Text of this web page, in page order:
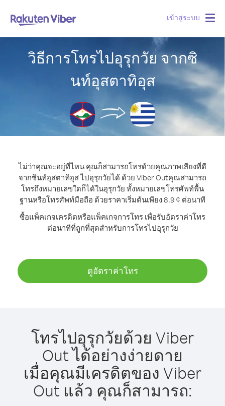
เข้าสู่ระบบ
วิธีการโทรไปอุรุกวัย จากซิ
นท์อุสตาทิอุส
ไม่ว่าคุณจะอยู่ที่ไหน คุณก็สามารถโทรด้วยคุณภาพเสียงที่ดี
จากซินท์อุสตาทิอุส ไปอุรุกวัยได้ ด้วย Viber Outคุณสามารถ
โทรถึงหมายเลขใดก็ได้ในอุรุกวัย ทั้งหมายเลขโทรศัพท์พื้น
ฐานหรือโทรศัพท์มือถือ ด้วยราคาเริ่มต้นเพียง 8.9 ¢ ต่อนาที
ซื้อแพ็คเกจเครดิตหรือแพ็คเกจการโทร เพื่อรับอัตราค่าโทร
ต่อนาทีที่ถูกที่สุดสำหรับการโทรไปอุรุกวัย
ดูอัตราค่าโทร
โทรไปอุรุกวัยด้วย Viber
Out ได้อย่างง่ายดาย
เมื่อคุณมีเครดิตของ Viber
Out แล้ว คุณก็สามารถ: